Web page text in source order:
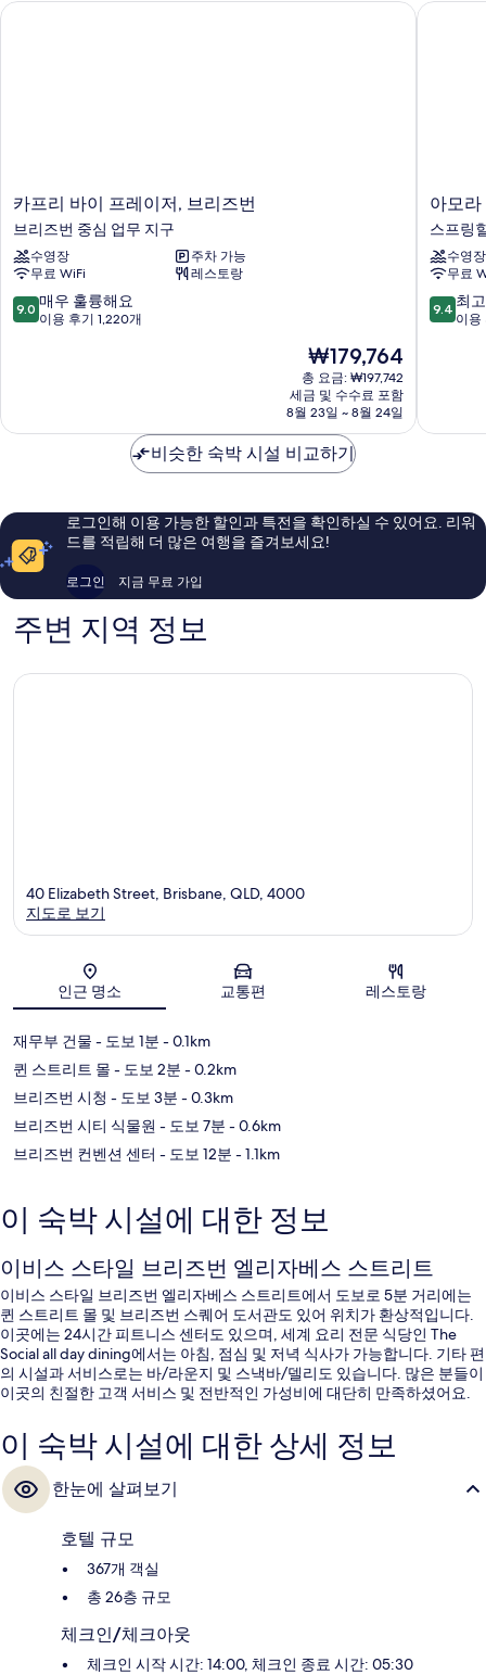
보
대
진
모
두
보
기
즈
카
프
리
바
이
프
레
번
번
심
업
구
카프리 바이 프레이저, 브리즈번
브리즈번 중심 업무 지구
수영장
주차 가능
무료 WiFi
레스토랑
10
점
매
해
이
용
1,220
9.0 매우 훌륭해요
이용 후기 1,220개
현
재
요
금
₩179,764
₩179,764
총 요금: ₩197,742
세금 및 수수료 포함
8월 23일 ~ 8월 24일
카프리 바이 프레이저, 브리즈번
아
모
라
호
텔
브
리
힐
아모
스프링
수영장
무료
10
점
최
이
용
9.4 최
이용
아모라
비슷한 숙박 시설 비교하기
로그인해 이용 가능한 할인과 특전을 확인하실 수 있어요. 리워
드를 적립해 더 많은 여행을 즐겨보세요!
로그인 지금 무료 가입
주변 지역 정보
지도
40 Elizabeth Street, Brisbane, QLD, 4000
지도로 보기
인근 명소 교통편 레스토랑
재무부 건물 - 도보 1분 - 0.1km
퀸 스트리트 몰 - 도보 2분 - 0.2km
브리즈번 시청 - 도보 3분 - 0.3km
브리즈번 시티 식물원 - 도보 7분 - 0.6km
브리즈번 컨벤션 센터 - 도보 12분 - 1.1km
이 숙박 시설에 대한 정보
이비스 스타일 브리즈번 엘리자베스 스트리트
이비스 스타일 브리즈번 엘리자베스 스트리트에서 도보로 5분 거리에는
퀸 스트리트 몰 및 브리즈번 스퀘어 도서관도 있어 위치가 환상적입니다.
이곳에는 24시간 피트니스 센터도 있으며, 세계 요리 전문 식당인 The
Social all day dining에서는 아침, 점심 및 저녁 식사가 가능합니다. 기타 편
의 시설과 서비스로는 바/라운지 및 스낵바/델리도 있습니다. 많은 분들이
이곳의 친절한 고객 서비스 및 전반적인 가성비에 대단히 만족하셨어요.
이 숙박 시설에 대한 상세 정보
한눈에 살펴보기
호텔 규모
367개 객실
총 26층 규모
체크인/체크아웃
체크인 시작 시간: 14:00, 체크인 종료 시간: 05:30